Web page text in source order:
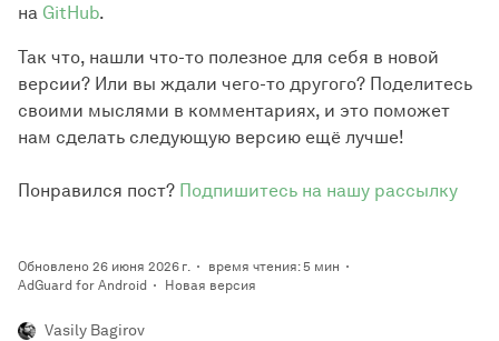
на GitHub.
Так что, нашли что-то полезное для себя в новой
версии? Или вы ждали чего-то другого? Поделитесь
своими мыслями в комментариях, и это поможет
нам сделать следующую версию ещё лучше!
Понравился пост? Подпишитесь на нашу рассылку
Обновлено 26 июня 2026 г.
время чтения: 5 мин
AdGuard for Android
Новая версия
Vasily Bagirov